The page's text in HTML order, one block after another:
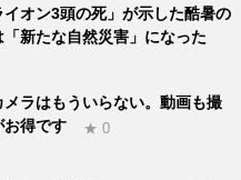
オン3頭の死」が示した酷暑の
新たな自然災害」になった
ラはもういらない。動画も撮
お得です
★ 0